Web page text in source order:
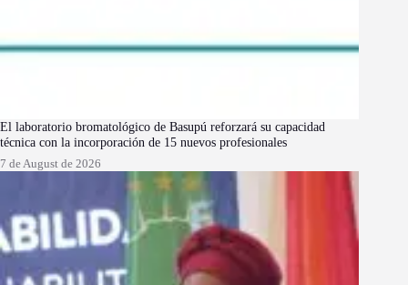
El laboratorio bromatológico de Basupú reforzará su capacidad
técnica con la incorporación de 15 nuevos profesionales
7 de August de 2026